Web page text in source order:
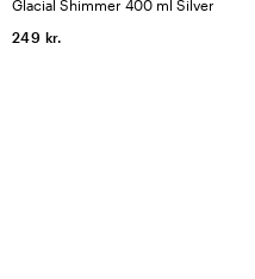
Glacial Shimmer 400 ml Silver
249 kr.